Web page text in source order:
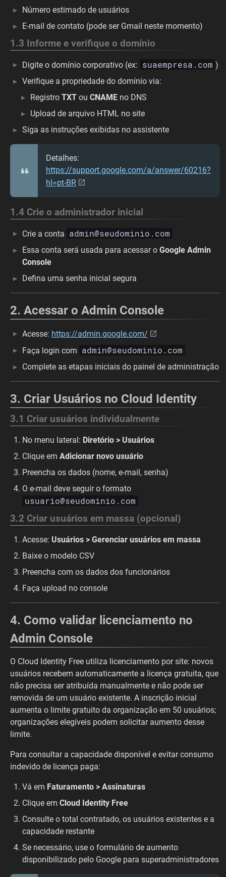
Número estimado de usuários
E-mail de contato (pode ser Gmail neste momento)
1.3 Informe e verifique o domínio
Digite o domínio corporativo (ex: suaempresa.com )
Verifique a propriedade do domínio via:
Registro TXT ou CNAME no DNS
Upload de arquivo HTML no site
Siga as instruções exibidas no assistente
Detalhes:
https://support.google.com/a/answer/60216?
hl=pt-BR
1.4 Crie o administrador inicial
Crie a conta admin@seudominio.com
Essa conta será usada para acessar o Google Admin
Console
Defina uma senha inicial segura
2. Acessar o Admin Console
Acesse: https://admin.google.com/
Faça login com admin@seudominio.com
Complete as etapas iniciais do painel de administração
3. Criar Usuários no Cloud Identity
3.1 Criar usuários individualmente
No menu lateral: Diretório > Usuários
Clique em Adicionar novo usuário
Preencha os dados (nome, e-mail, senha)
O e-mail deve seguir o formato
usuario@seudominio.com
3.2 Criar usuários em massa (opcional)
Acesse: Usuários > Gerenciar usuários em massa
Baixe o modelo CSV
Preencha com os dados dos funcionários
Faça upload no console
4. Como validar licenciamento no
Admin Console
O Cloud Identity Free utiliza licenciamento por site: novos
usuários recebem automaticamente a licença gratuita, que
não precisa ser atribuída manualmente e não pode ser
removida de um usuário existente. A inscrição inicial
aumenta o limite gratuito da organização em 50 usuários;
organizações elegíveis podem solicitar aumento desse
limite.
Para consultar a capacidade disponível e evitar consumo
indevido de licença paga:
Vá em Faturamento > Assinaturas
Clique em Cloud Identity Free
Consulte o total contratado, os usuários existentes e a
capacidade restante
Se necessário, use o formulário de aumento
disponibilizado pelo Google para superadministradores